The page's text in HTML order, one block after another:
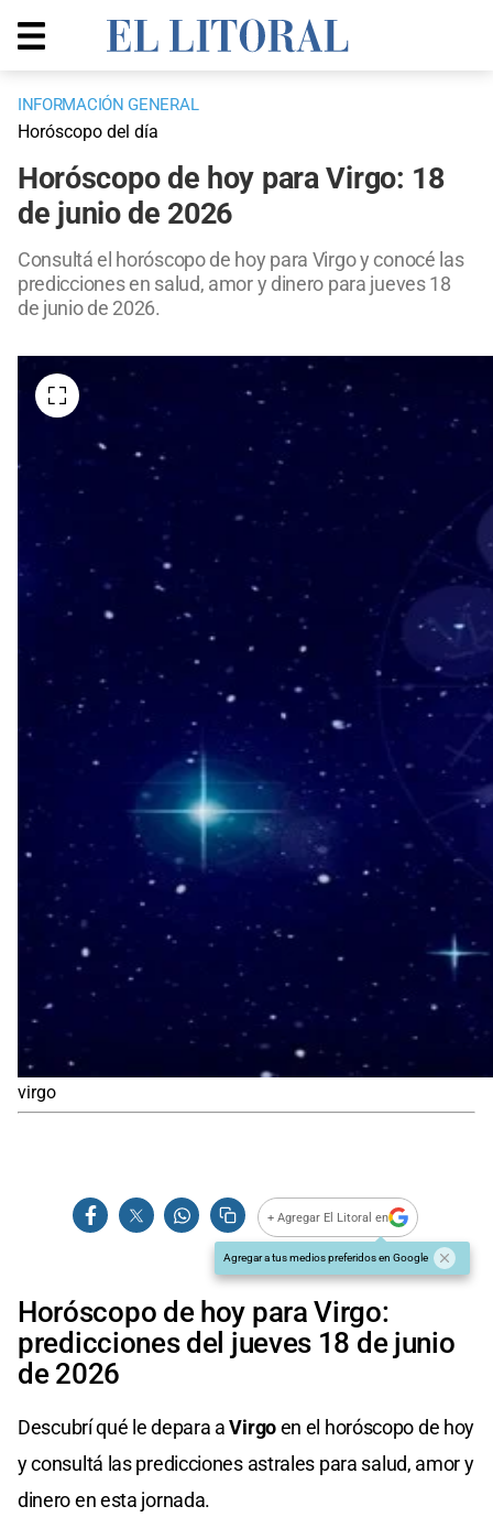
INFORMACIÓN GENERAL
Horóscopo del día
Horóscopo de hoy para Virgo: 18
de junio de 2026
Consultá el horóscopo de hoy para Virgo y conocé las
predicciones en salud, amor y dinero para jueves 18
de junio de 2026.
virgo
+ Agregar El Litoral en
Agregar a tus medios preferidos en Google
Horóscopo de hoy para Virgo:
predicciones del jueves 18 de junio
de 2026
Descubrí qué le depara aVirgoen el horóscopo de hoy
y consultá las predicciones astrales para salud, amor y
dinero en esta jornada.